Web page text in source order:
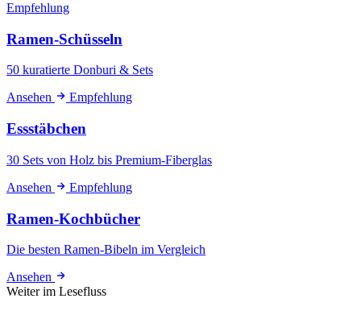
Empfehlung
Ramen-Schüsseln
50 kuratierte Donburi & Sets
Ansehen
Empfehlung
Essstäbchen
30 Sets von Holz bis Premium-Fiberglas
Ansehen
Empfehlung
Ramen-Kochbücher
Die besten Ramen-Bibeln im Vergleich
Ansehen
Weiter im Lesefluss